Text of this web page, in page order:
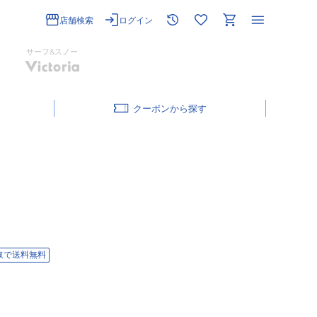
店舗検索 ログイン
サーフ&スノー
クーポン
で送料無料